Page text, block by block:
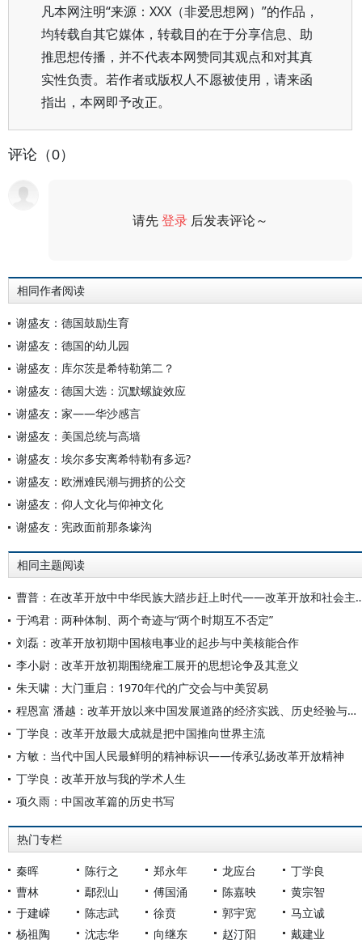
凡本网注明“来源：XXX（非爱思想网）”的作品，
均转载自其它媒体，转载目的在于分享信息、助
推思想传播，并不代表本网赞同其观点和对其真
实性负责。若作者或版权人不愿被使用，请来函
指出，本网即予改正。
评论（0）
请先登录 后发表评论～
相同作者阅读
谢盛友：德国鼓励生育
谢盛友：德国的幼儿园
谢盛友：库尔茨是希特勒第二？
谢盛友：德国大选：沉默螺旋效应
谢盛友：家——华沙感言
谢盛友：美国总统与高墙
谢盛友：埃尔多安离希特勒有多远?
谢盛友：欧洲难民潮与拥挤的公交
谢盛友：仰人文化与仰神文化
谢盛友：宪政面前那条壕沟
相同主题阅读
曹普：在改革开放中中华民族大踏步
于鸿君：两种体制、两个奇迹与“两个时期互不否定”
刘磊：改革开放初期中国核电事业的起步与中美核能合作
李小尉：改革开放初期围绕雇工展开的思想论争及其意义
朱天啸：大门重启：1970年代的广交会与中美贸易
程恩富 潘越：改革开放以来中国发展道路的经济实践、历史经验与未来进路
丁学良：改革开放最大成就是把中国推向世界主流
方敏：当代中国人民最鲜明的精神标识——传承弘扬改革开放精神
丁学良：改革开放与我的学术人生
项久雨：中国改革篇的历史书写
热门专栏
秦晖 陈行之 郑永年 龙应台
丁学良
曹林
鄢烈山 傅国涌 陈嘉映
黄宗智
于建嵘
陈志武 徐贲 郭宇宽
马立诚
杨祖陶
沈志华 向继东 赵汀阳
戴建业